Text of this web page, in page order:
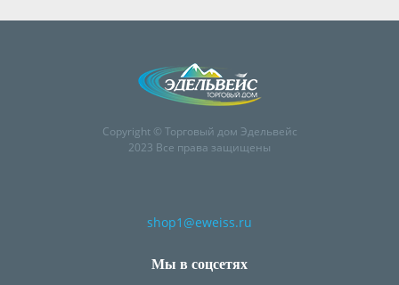
Copyright © Торговый дом Эдельвейс
2023 Все права защищены
shop1@eweiss.ru
Мы в соцсетях